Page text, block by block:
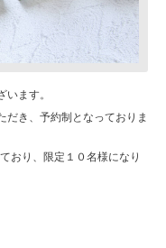
ます。
だき、予約制となっておりま
おり、限定１０名様になり